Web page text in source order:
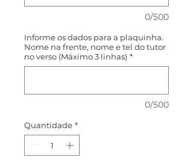
0/500
Informe os dados para a plaquinha.
Nome na frente, nome e tel do tutor
no verso (Máximo 3 linhas) *
0/500
Quantidade *